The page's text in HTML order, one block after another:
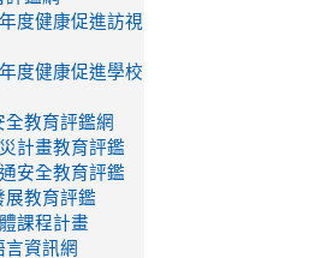
度健康促進訪視
度健康促進學校
全教育評鑑網
計畫教育評鑑
安全教育評鑑
展教育評鑑
課程計畫
言資訊網